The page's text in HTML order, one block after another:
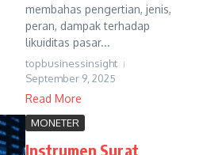
membahas pengertian, jenis,
peran, dampak terhadap
likuiditas pasar...
topbusinessinsight
September 9, 2025
Read More
MONETER
Instrumen Surat